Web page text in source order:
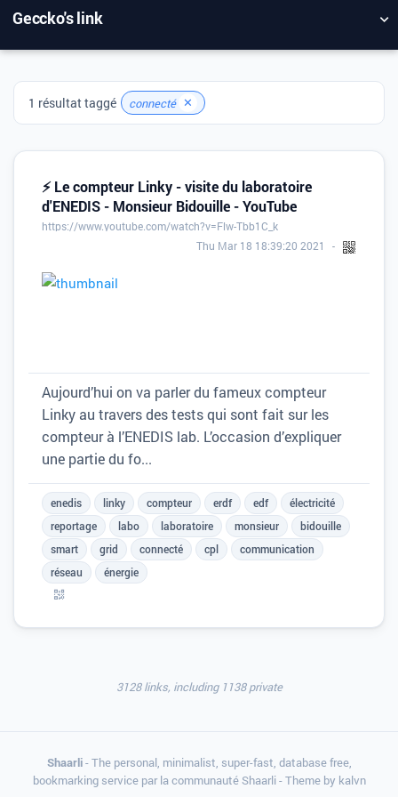
Geccko's link
QUOTIDIEN
1 résultat taggé connecté ✕
⚡ Le compteur Linky - visite du laboratoire
d'ENEDIS - Monsieur Bidouille - YouTube
https://www.youtube.com/watch?v=Flw-Tbb1C_k
Thu Mar 18 18:39:20 2021
Aujourd’hui on va parler du fameux compteur
Linky au travers des tests qui sont fait sur les
compteur à l’ENEDIS lab. L’occasion d’expliquer
une partie du fo...
enedis linky compteur erdf edf
électricité
reportage
labo laboratoire monsieur
bidouille
smart
grid connecté cpl
communication
réseau
énergie
3128 links, including 1138 private
Shaarli- The personal, minimalist, super-fast, database free,
bookmarking service par la communauté Shaarli - Theme by kalvn